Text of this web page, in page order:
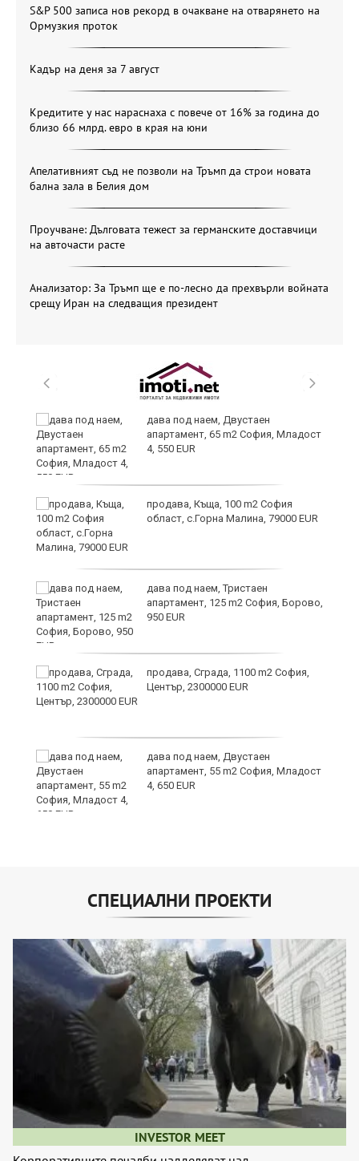
S&P 500 записа нов рекорд в очакване на отварянето на
Ормузкия проток
Кадър на деня за 7 август
Кредитите у нас нараснаха с повече от 16% за година до
близо 66 млрд. евро в края на юни
Апелативният съд не позволи на Тръмп да строи новата
бална зала в Белия дом
Проучване: Дълговата тежест за германските доставчици
на авточасти расте
Анализатор: За Тръмп ще е по-лесно да прехвърли войната
срещу Иран на следващия президент
дава под наем, Двустаен
апартамент, 65 m2 София, Младост
4, 550 EUR
продава, Къща, 100 m2 София
област, с.Горна Малина, 79000 EUR
дава под наем, Тристаен
апартамент, 125 m2 София, Борово,
950 EUR
продава, Сграда, 1100 m2 София,
Център, 2300000 EUR
дава под наем, Двустаен
апартамент, 55 m2 София, Младост
4, 650 EUR
СПЕЦИАЛНИ ПРОЕКТИ
INVESTOR MEET